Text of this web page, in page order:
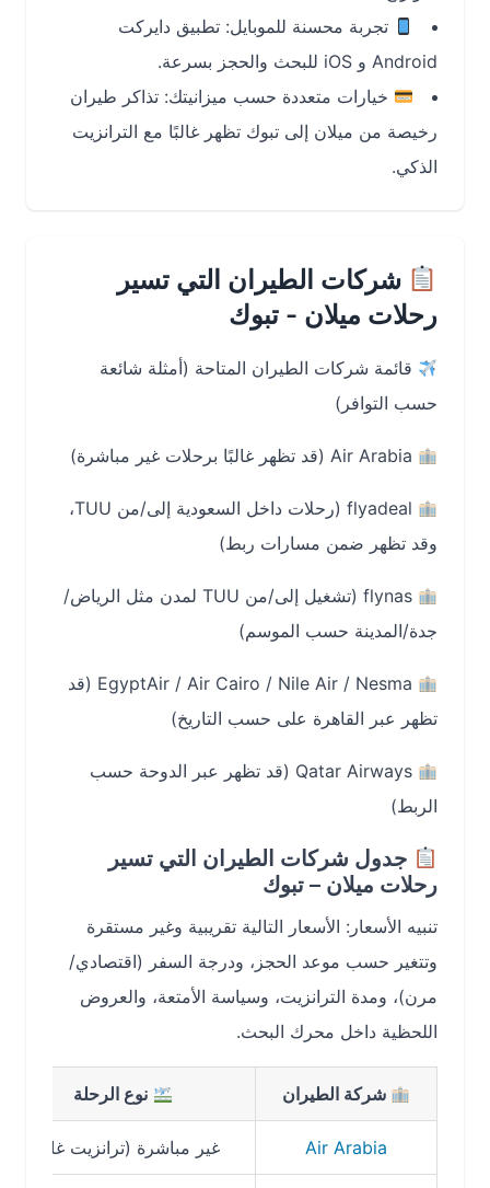
تجربة محسنة للموبايل: تطبيق دايركت
Android و iOS للبحث والحجز بسرعة.
خيارات متعددة حسب ميزانيتك: تذاكر طيران
رخيصة من ميلان إلى تبوك تظهر غالبًا مع الترانزيت
الذكي.
شركات الطيران التي تسير
رحلات ميلان - تبوك
قائمة شركات الطيران المتاحة (أمثلة شائعة
حسب التوافر)
وقد تظهر ضمن مسارات ربط)
flynas (تشغيل إلى/من TUU لمدن مثل الرياض/
جدة/المدينة حسب الموسم)
EgyptAir / Air Cairo / Nile Air / Nesma (قد
تظهر عبر القاهرة على حسب التاريخ)
Qatar Airways (قد تظهر عبر الدوحة حسب
الربط)
جدول شركات الطيران التي تسير
رحلات ميلان – تبوك
تنبيه الأسعار: الأسعار التالية تقريبية وغير مستقرة
وتتغير حسب موعد الحجز، ودرجة السفر (اقتصادي/
مرن)، ومدة الترانزيت، وسياسة الأمتعة، والعروض
اللحظية داخل محرك البحث.
شركة الطيران نوع الرحلة
Air Arabia غير مباشرة (ترانزيت غالبًا)